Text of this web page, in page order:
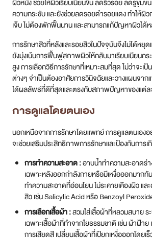
การเลือกเสื้อผ้า :สวมใส่เสื้อผ้าที่หลวมสบาย ร
เฉพาะเสื้อผ้าที่ทำจากใยธรรมชาติ เช่น ผ้าฝ้าย
การเสียดสี เปลี่ยนเสื้อผ้าที่เปียกเหงื่อออกโดยเร็
ผลิตภัณฑ์ที่ใช้กับผิว :เลือกใช้ผลิตภัณฑ์บำรุง
ระบุว่า “Oil-free” (ปราศจากน้ำมัน) และ
ให้เกิดการอุดตัน) ระวังผลิตภัณฑ์จัดแต่งทรง
แผ่นหลัง
ปรับเปลี่ยนพฤติกรรม :
หลีกเลี่ยงการแกะ เกา หรือบีบสิว เพราะจะเ
ซักทำความสะอาดผ้าปูที่นอน ปลอกหมอน แ
ลดการเสียดสีบริเวณแผ่นหลัง เช่น หลีกเลี่ย
หนักๆ หรือเสื้อผ้าที่รัดแน่นเกินไป
ปกป้องผิวจากแสงแดด โดยเฉพาะหากใช้ยา
ผิวไวต่อแสง
หาวิธีจัดการความเครียดที่เหมาะสม เช่น
พักผ่อนให้เพียงพอ หรือทำกิจกรรมที่ผ่อ